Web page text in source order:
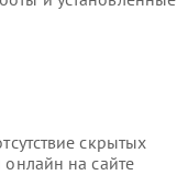
скрытых
на сайте